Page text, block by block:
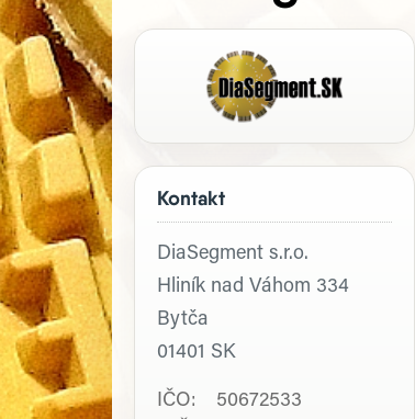
Kontakt
DiaSegment s.r.o.
Hliník nad Váhom 334
Bytča
01401 SK
IČO: 50672533